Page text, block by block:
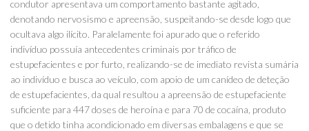
condutor apresentava um comportamento bastante agitado,
denotando nervosismo e apreensão, suspeitando-se desde logo que
ocultava algo ilícito. Paralelamente foi apurado que o referido
indivíduo possuía antecedentes criminais por tráfico de
estupefacientes e por furto, realizando-se de imediato revista sumária
ao indivíduo e busca ao veículo, com apoio de um canídeo de deteção
de estupefacientes, da qual resultou a apreensão de estupefaciente
suficiente para 447 doses de heroína e para 70 de cocaína, produto
que o detido tinha acondicionado em diversas embalagens e que se